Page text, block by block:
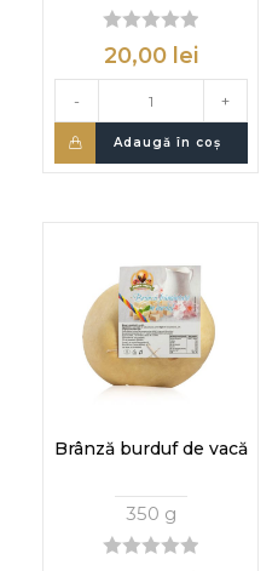
0
d
i
20,00 lei
- +
Adaugă în coș
Brânză burduf de vacă
350 g